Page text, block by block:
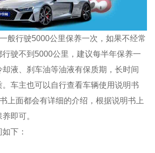
般行驶5000公里保养一次，如果不经常
行驶不到5000公里，建议每半年保养一
液、刹车油等油液有保质期，长时间
车主也可以自行查看车辆使用说明书
上面都会有详细的介绍，根据说明书上
即可。
下：